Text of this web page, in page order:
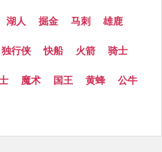
湖人 掘金 马刺 雄鹿
独行侠 快船 火箭 骑士
魔术 国王 黄蜂 公牛